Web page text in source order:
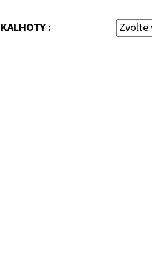
KALHOTY :